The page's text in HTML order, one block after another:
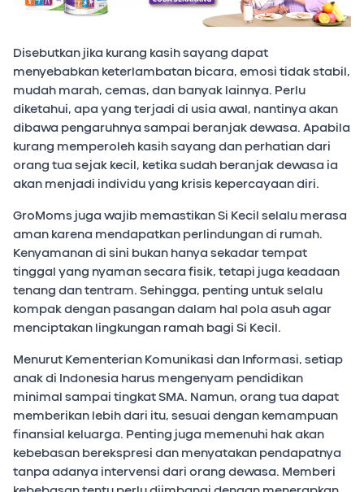
Disebutkan jika kurang kasih sayang dapat
menyebabkan keterlambatan bicara, emosi tidak stabil,
mudah marah, cemas, dan banyak lainnya. Perlu
diketahui, apa yang terjadi di usia awal, nantinya akan
dibawa pengaruhnya sampai beranjak dewasa. Apabila
kurang memperoleh kasih sayang dan perhatian dari
orang tua sejak kecil, ketika sudah beranjak dewasa ia
akan menjadi individu yang krisis kepercayaan diri.
GroMoms juga wajib memastikan Si Kecil selalu merasa
aman karena mendapatkan perlindungan di rumah.
Kenyamanan di sini bukan hanya sekadar tempat
tinggal yang nyaman secara fisik, tetapi juga keadaan
tenang dan tentram. Sehingga, penting untuk selalu
kompak dengan pasangan dalam hal pola asuh agar
menciptakan lingkungan ramah bagi Si Kecil.
Menurut Kementerian Komunikasi dan Informasi, setiap
anak di Indonesia harus mengenyam pendidikan
minimal sampai tingkat SMA. Namun, orang tua dapat
memberikan lebih dari itu, sesuai dengan kemampuan
finansial keluarga. Penting juga memenuhi hak akan
kebebasan berekspresi dan menyatakan pendapatnya
tanpa adanya intervensi dari orang dewasa. Memberi